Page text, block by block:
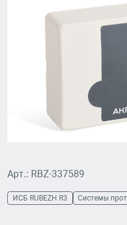
Арт.: RBZ-337589
ИСБ RUBEZH R3 Системы